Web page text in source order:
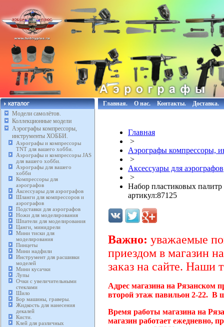
Модели самолётов.
Коллекционные модели
Аэрографы компрессоры,
инструменты ХОББИ.
Аэрографы и компрессоры
TNT для вашего хобби.
Аэрографы и компрессоры JAS
для вашего хобби.
Аэрографы для вашего
хобби
Компрессоры для
аэрографов
Аксессуары для аэрографов
Шланги для компрессоров и
аэрографов
Подставки для аэрографов
Ножи для моделирования
Шпатели для моделирования
Цанги, минидрели
Мини тиски для
моделирования
Пинцеты
Мини надфили
Инструмент для расшивки
моделей
Мини кусачки
Лупы
Очки с увеличительными
стеклами
Шило
Бор машины, граверы.
Жидкость для нанесения
декалей
Кисти.
Клей для различных
Главная. О нас. Контакты. Доставка.
Главная
>
Аэрографы компрессоры,
>
Аксессуары для аэрографов
>
Набор пластиковых
артикул:87125
Важно: уважаемые
приездом в магазин
заказ на сайте. Наши
Адрес магазина на Рязанском
второй этаж павильон 2-22. В
Время работы магазина на
магазин работает ежедневно,